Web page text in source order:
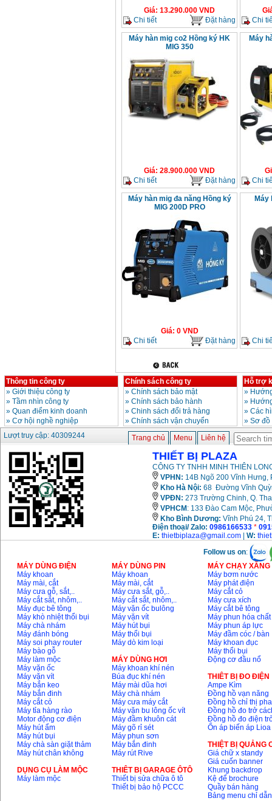
Giá: 13.290.000 VND
Chi tiết
Đặt hàng
Chi
Máy hàn mig co2 Hồng ký HK
MIG 350
Giá: 28.900.000 VND
Chi tiết
Đặt hàng
Máy
Chi
Máy hàn mig đa năng Hồng ký
MIG 200D PRO
Giá: 0VND
Chi tiết
Đặt hàng
Máy
Chi
Thông tin công ty
» Giới thiệu công ty
» Tầm nhìn công ty
» Quan điểm kinh doanh
» Cơ hội nghề nghiệp
Chính sách công ty
» Chính sách bảo mật
» Chính sách bảo hành
» Chinh sách đổi trả hàng
» Chính sách vận chuyển
Hỗ trợ
»
»
» Các
» Sơ
Lượt truy cập: 40309244
Trang chủ Menu Liên hệ
THIẾT BỊ PLAZA
CÔNG TY TNHH MINH THIÊN
VPHN: 14B Ngõ 200 Vĩnh Hưng,
Kho Hà Nội: 68 Đường Vĩnh
VPĐN: 273 Trường Chinh, Q.
VPHCM : 133 Đào Cam Mộc,
Kho Bình Dương: Vĩnh Phú 24,
Điện thoại/ Zalo: 0986166533 *
E: thietbiplaza@gmail.com W:
Follow us on:
MÁY DÙNG ĐIỆN
Máy khoan
Máy mài, cắt
Máy cưa gỗ, sắt,..
Máy cắt sắt, nhôm,..
Máy đục bê tông
Máy khò nhiệt thổi bụi
Máy chà nhám
Máy đánh bóng
Máy soi phay router
Máy bào gỗ
Máy làm mộc
Máy vặn ốc
Máy vặn vít
Máy bắn keo
Máy bắn đinh
Máy cắt cỏ
Máy tỉa hàng rào
Motor động cơ điện
Máy hút ẩm
Máy hút bụi
Máy chà sàn giặt thảm
Máy hút chân không
DỤNG CỤ LÀM MỘC
Máy làm mộc
MÁY DÙNG PIN
Máy khoan
Máy mài, cắt
Máy cưa sắt, gỗ,..
Máy cắt sắt, nhôm,..
Máy vặn ốc bulông
Máy vặn vít
Máy hút bụi
Máy thổi bụi
Máy dò kim loại
MÁY DÙNG HƠI
Máy khoan khí nén
Búa đục khí nén
Máy mài dũa hơi
Máy chà nhám
Máy cưa máy cắt
Máy vặn bu lông ốc vít
Máy đầm khuôn cát
Máy gõ rỉ sét
Máy phun sơn
Máy bắn đinh
Máy rút Rive
THIÊT BỊ GARAGE ÔTÔ
Thiết bị sửa chữa ô tô
Thiết bị bảo hộ PCCC
MÁY CHẠY
Máy bơm nước
Máy phát điện
Máy cắt cỏ
Máy cưa xích
Máy cắt bê tông
Máy phun hóa chất
Máy phun áp lực
Máy đầm cóc / bàn
Máy khoan đục
Máy thổi bụi
Động cơ đầu nổ
THIÊT BỊ ĐO ĐIỆN
Ampe Kìm
Đồng hồ vạn năng
Đồng hồ chỉ thị pha
Đồng hồ đo trở
Đồng hồ đo điện
Ổn áp biến áp Lioa
THIỆT BỊ QUẢNG
Giá chữ x standy
Giá cuốn banner
Khung backdrop
Kệ để brochure
Quầy bán hàng
Bảng menu chỉ dẫn